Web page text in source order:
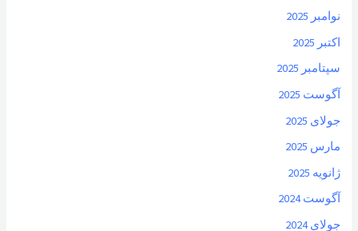
نوامبر 2025
اکتبر 2025
سپتامبر 2025
آگوست 2025
جولای 2025
مارس 2025
ژانویه 2025
آگوست 2024
جولای 2024